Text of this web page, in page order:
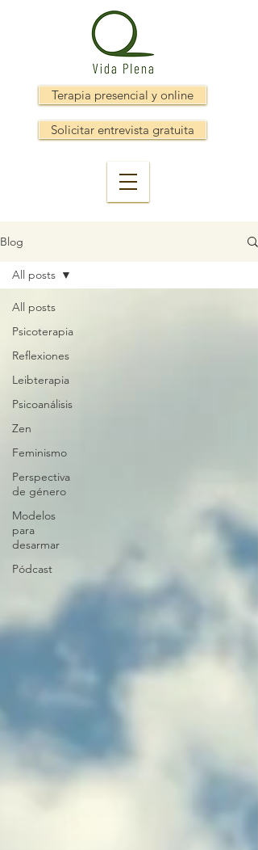
Terapia presencial y online
Solicitar entrevista gratuita
Blog
All posts
Psicoterapia
Reflexiones
Leibterapia
Psicoanálisis
Zen
Feminismo
Perspectiva
de género
Modelos
para
desarmar
Pódcast
All posts